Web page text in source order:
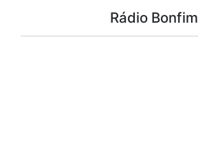
Rádio Bonfim